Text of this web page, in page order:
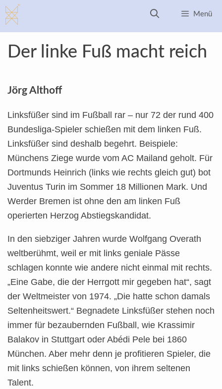
Zum
Inhalt
springen
Menü
Der linke Fuß macht reich
Jörg Althoff
Linksfüßer sind im Fußball rar – nur 72 der rund 400
Bundesliga-Spieler schießen mit dem linken Fuß.
Linksfüßer sind deshalb begehrt. Beispiele:
Münchens Ziege wurde vom AC Mailand geholt. Für
Dortmunds Heinrich (links wie rechts gleich gut) bot
Juventus Turin im Sommer 18 Millionen Mark. Und
Werder Bremen ist ohne den am linken Fuß
operierten Herzog Abstiegskandidat.
In den siebziger Jahren wurde Wolfgang Overath
weltberühmt, weil er mit links geniale Pässe
schlagen konnte wie andere nicht einmal mit rechts.
„Eine Gabe, die der Herrgott mir gegeben hat“, sagt
der Weltmeister von 1974. „Die hatte schon damals
Seltenheitswert.“ Begnadete Linksfüßer stehen noch
immer für bezaubernden Fußball, wie Krassimir
Balakov in Stuttgart oder Abédi Pele bei 1860
München. Aber mehr denn je profitieren Spieler, die
mit links schießen können, von ihrem seltenen
Talent.